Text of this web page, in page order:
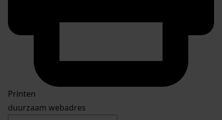
Printen
duurzaam webadres